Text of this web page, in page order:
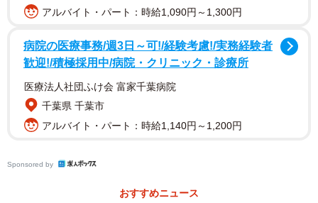
西空港のサポート役に徹する姿勢です。いずれにせよ神戸
予想されます。
問題は空港アクセスの強化
アルバイト・パート：時給1,090円～1,300円
病院の医療事務/週3日～可!/経験考慮!/実務経験者
歓迎!/積極採用中/病院・クリニック・診療所
医療法人社団ふけ会 富家千葉病院
千葉県 千葉市
アルバイト・パート：時給1,140円～1,200円
Sponsored by
おすすめニュース